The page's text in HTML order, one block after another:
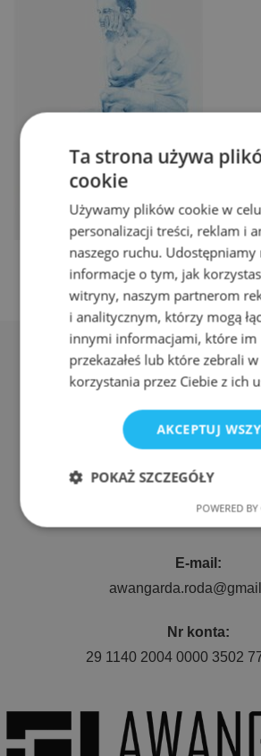
Adres:
ul. Nyska 61a, Wrocław
E-mail:
Nr konta:
29 1140 2004 0000 3502
Ta strona używa
cookie
Używamy plików cookie w celu
personalizacji treści, reklam i
naszego ruchu. Udostępniamy
informacje o tym, jak
witryny, naszym partnerom
i analitycznym, którzy mogą
innymi informacjami, które im
przekazałeś lub które zebrali
korzystania przez Ciebie z ich
AKCEPTUJ
POKAŻ SZCZEGÓŁY
Targetowanie
Niezbędne Wydajność
Funkcjonalność
POWERED